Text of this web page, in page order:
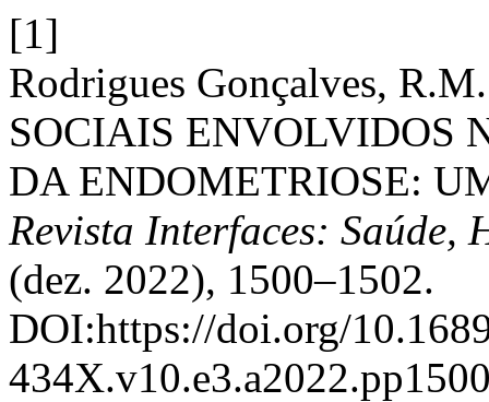
[1]
Rodrigues Gonçalves,
SOCIAIS ENVOLVIDOS
DA ENDOMETRIOSE:
Revista Interfaces: Saúde,
(dez. 2022), 1500–1502.
DOI:https://doi.org/